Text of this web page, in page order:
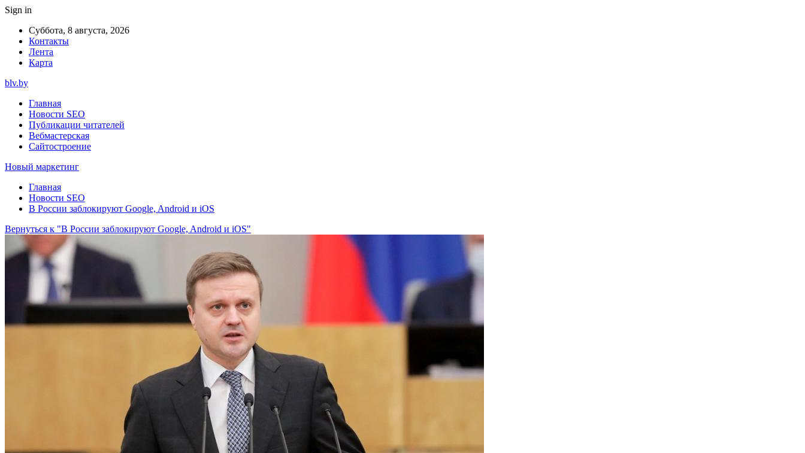
Sign in
Суббота, 8 августа, 2026
Контакты
Лента
Карта
blv.by
Главная
Новости SEO
Публикации читателей
Вебмастерская
Сайтостроение
Новый маркетинг
Главная
Новости SEO
В России заблокируют Google, Android и iOS
Вернуться к "В России заблокируют Google, Android и iOS"